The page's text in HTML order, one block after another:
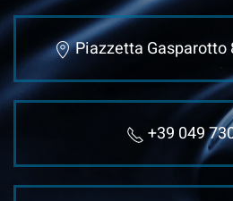
Piazzetta Gasparotto
+39 049